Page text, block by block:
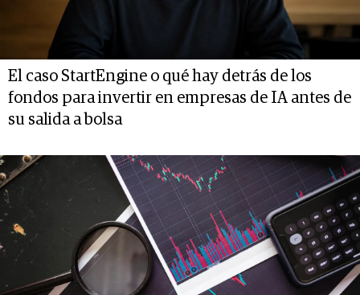
El caso StartEngine o qué hay detrás de los
fondos para invertir en empresas de IA antes de
su salida a bolsa